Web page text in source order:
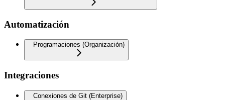
Automatización
Programaciones (Organización)
Integraciones
Conexiones de Git (Enterprise)